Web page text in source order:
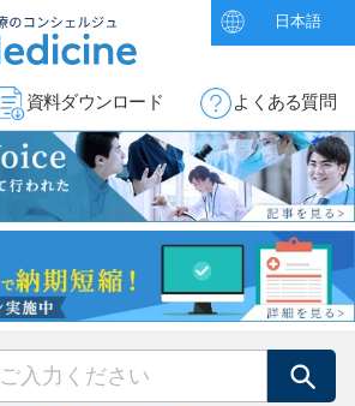
日本語
資料ダウンロード よくある質問
検索